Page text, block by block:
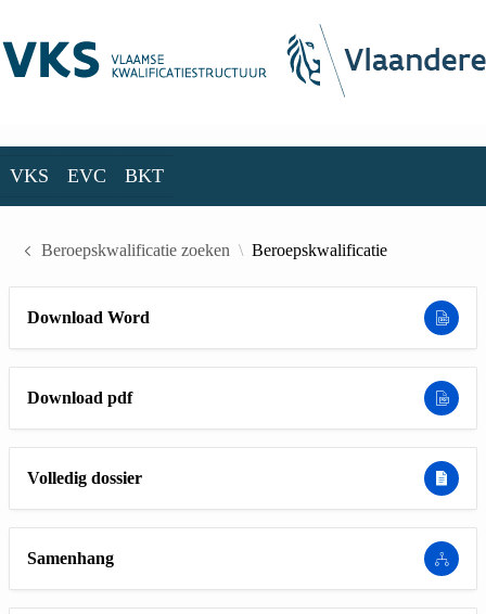
VKS EVC BKT
Beroepskwalificatie zoeken Beroepskwalificatie
Download Word
Download pdf
Volledig dossier
Samenhang